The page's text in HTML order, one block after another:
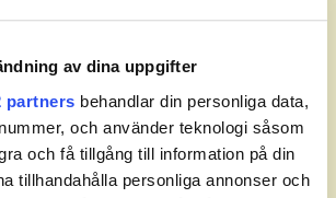
av dina uppgifter
partners behandlar din personliga data,
och använder teknologi såsom
och få tillgång till information på din
tillhandahålla personliga annonser och
Felix
Ebbe +16
Albin +17